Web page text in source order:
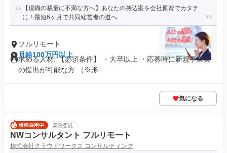
【現職の裁量に不満な方へ】あなたの持込案を会社原資でカタチ
に！最短6ヶ月で共同経営者の道へ
フルリモート
月給100万円以上
求める人材: 【必須条件】 ・大卒以上 ・応募時に新規事業案
の提出が可能な方 （※形...
気になる
業務委託
NWコンサルタント フルリモート
株式会社クラウドワークス コンサルティング